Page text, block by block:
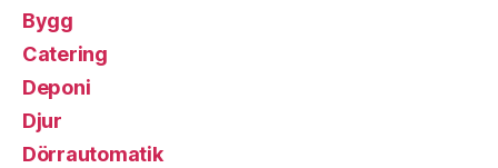
Bygg
Catering
Deponi
Djur
Dörrautomatik